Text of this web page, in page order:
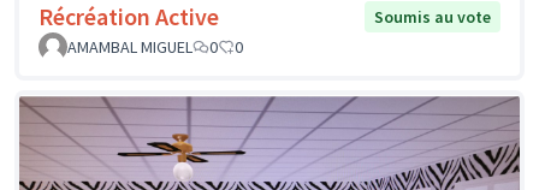
Récréation Active
Soumis au vote
AMAMBAL MIGUEL
0 0